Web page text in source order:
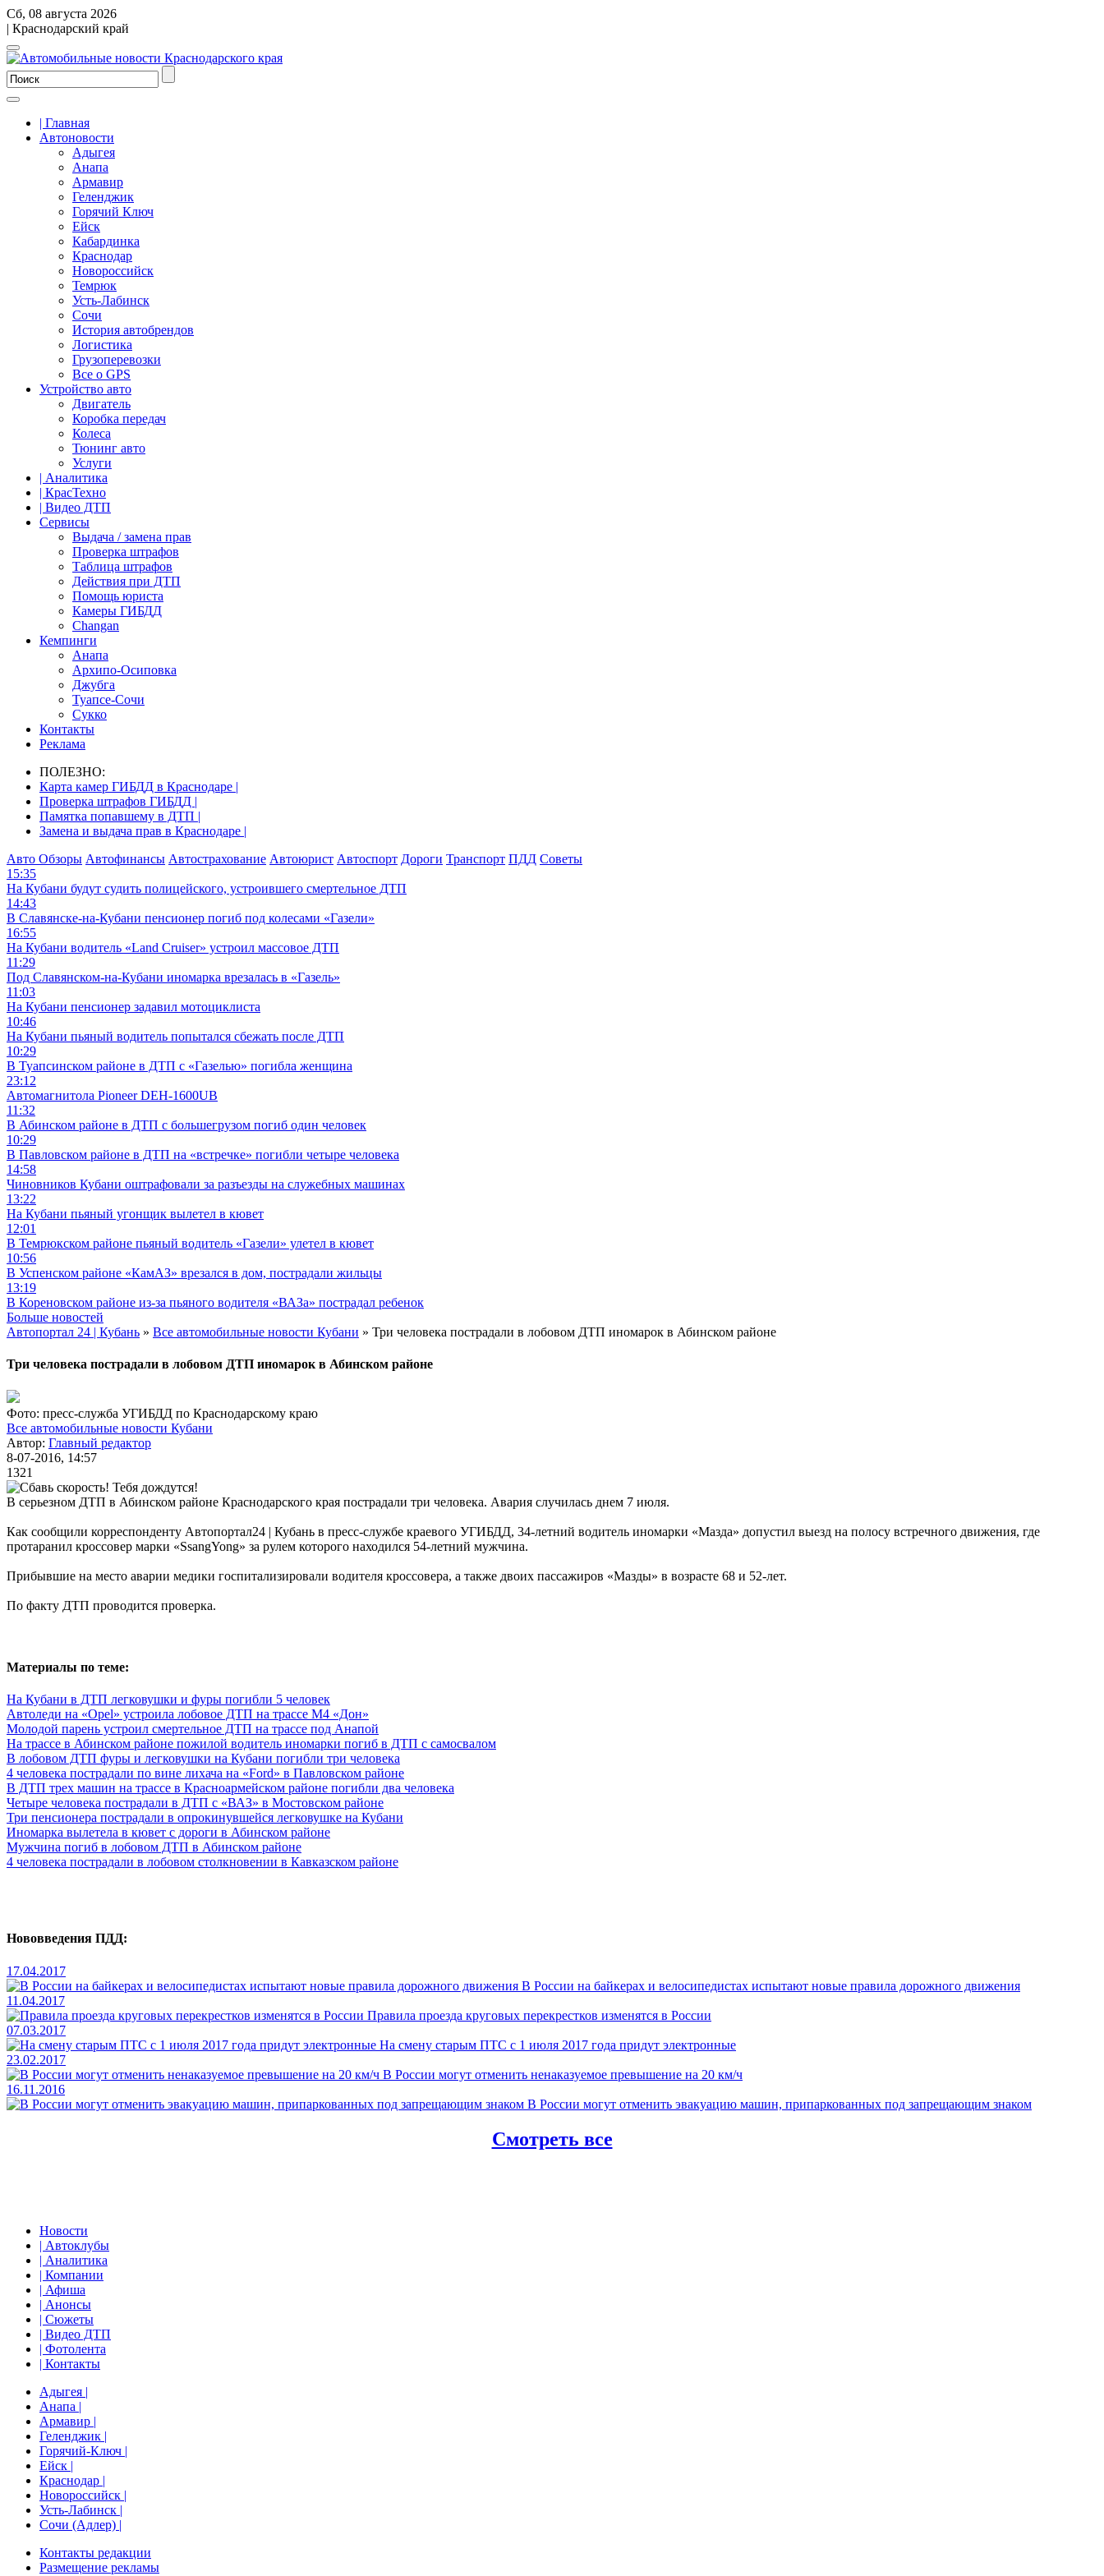
Сб, 08 августа 2026
| Краснодарский край
| Главная
Автоновости
Адыгея
Анапа
Армавир
Геленджик
Горячий Ключ
Ейск
Кабардинка
Краснодар
Новороссийск
Темрюк
Усть-Лабинск
Сочи
История автобрендов
Логистика
Грузоперевозки
Все о GPS
Устройство авто
Двигатель
Коробка передач
Колеса
Тюнинг авто
Услуги
| Аналитика
| КрасТехно
| Видео ДТП
Сервисы
Выдача / замена прав
Проверка штрафов
Таблица штрафов
Действия при ДТП
Помощь юриста
Камеры ГИБДД
Сhangan
Кемпинги
Анапа
Архипо-Осиповка
Джубга
Туапсе-Сочи
Сукко
Контакты
Реклама
ПОЛЕЗНО:
Карта камер ГИБДД в Краснодаре |
Проверка штрафов ГИБДД |
Памятка попавшему в ДТП |
Замена и выдача прав в Краснодаре |
Авто Обзоры Автофинансы Автострахование Автоюрист Автоспорт Дороги Транспорт ПДД Советы
15:35
На Кубани будут судить полицейского, устроившего смертельное ДТП
14:43
В Славянске-на-Кубани пенсионер погиб под колесами «Газели»
16:55
На Кубани водитель «Land Cruiser» устроил массовое ДТП
11:29
Под Славянском-на-Кубани иномарка врезалась в «Газель»
11:03
На Кубани пенсионер задавил мотоциклиста
10:46
На Кубани пьяный водитель попытался сбежать после ДТП
10:29
В Туапсинском районе в ДТП с «Газелью» погибла женщина
23:12
Автомагнитола Pioneer DEH-1600UB
11:32
В Абинском районе в ДТП с большегрузом погиб один человек
10:29
В Павловском районе в ДТП на «встречке» погибли четыре человека
14:58
Чиновников Кубани оштрафовали за разъезды на служебных машинах
13:22
На Кубани пьяный угонщик вылетел в кювет
12:01
В Темрюкском районе пьяный водитель «Газели» улетел в кювет
10:56
В Успенском районе «КамАЗ» врезался в дом, пострадали жильцы
13:19
В Кореновском районе из-за пьяного водителя «ВАЗа» пострадал ребенок
Больше новостей
Автопортал 24 | Кубань » Все автомобильные новости Кубани » Три человека пострадали в лобовом ДТП иномарок в Абинском районе
Три человека пострадали в лобовом ДТП иномарок в Абинском районе
Фото: пресс-служба УГИБДД по Краснодарскому краю
Все автомобильные новости Кубани
Автор: Главный редактор
8-07-2016, 14:57
1321
В серьезном ДТП в Абинском районе Краснодарского края пострадали три человека. Авария случилась днем 7 июля.
Как сообщили корреспонденту Автопортал24 | Кубань в пресс-службе краевого УГИБДД, 34-летний водитель иномарки «Мазда» допустил выезд на полосу встречного движения, где
протаранил кроссовер марки «SsangYong» за рулем которого находился 54-летний мужчина.
Прибывшие на место аварии медики госпитализировали водителя кроссовера, а также двоих пассажиров «Мазды» в возрасте 68 и 52-лет.
По факту ДТП проводится проверка.
Материалы по теме:
На Кубани в ДТП легковушки и фуры погибли 5 человек
Автоледи на «Opel» устроила лобовое ДТП на трассе М4 «Дон»
Молодой парень устроил смертельное ДТП на трассе под Анапой
На трассе в Абинском районе пожилой водитель иномарки погиб в ДТП с самосвалом
В лобовом ДТП фуры и легковушки на Кубани погибли три человека
4 человека пострадали по вине лихача на «Ford» в Павловском районе
В ДТП трех машин на трассе в Красноармейском районе погибли два человека
Четыре человека пострадали в ДТП с «ВАЗ» в Мостовском районе
Три пенсионера пострадали в опрокинувшейся легковушке на Кубани
Иномарка вылетела в кювет с дороги в Абинском районе
Мужчина погиб в лобовом ДТП в Абинском районе
4 человека пострадали в лобовом столкновении в Кавказском районе
Нововведения ПДД:
17.04.2017
В России на байкерах и велосипедистах испытают новые правила дорожного движения
11.04.2017
Правила проезда круговых перекрестков изменятся в России
07.03.2017
На смену старым ПТС с 1 июля 2017 года придут электронные
23.02.2017
В России могут отменить ненаказуемое превышение на 20 км/ч
16.11.2016
В России могут отменить эвакуацию машин, припаркованных под запрещающим знаком
Смотреть все
Новости
| Автоклубы
| Аналитика
| Компании
| Афиша
| Анонсы
| Сюжеты
| Видео ДТП
| Фотолента
| Контакты
Адыгея |
Анапа |
Армавир |
Геленджик |
Горячий-Ключ |
Ейск |
Краснодар |
Новороссийск |
Усть-Лабинск |
Сочи (Адлер) |
Контакты редакции
Размещение рекламы